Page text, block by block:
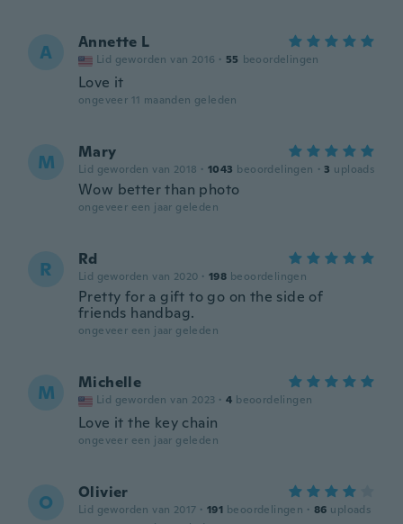
A Annette L
Lid geworden van 2016 · 55 beoordelingen
Love it
ongeveer 11 maanden geleden
M Mary
Lid geworden van 2018 · 1043 beoordelingen · 3 uploads
Wow better than photo
ongeveer een jaar geleden
R Rd
Lid geworden van 2020 · 198 beoordelingen
Pretty for a gift to go on the side of
friends handbag.
ongeveer een jaar geleden
M Michelle
Lid geworden van 2023 · 4 beoordelingen
Love it the key chain
ongeveer een jaar geleden
O Olivier
Lid geworden van 2017 · 191 beoordelingen · 86 uploads